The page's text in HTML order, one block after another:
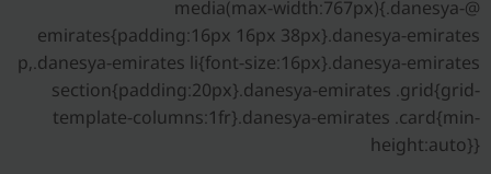
@media(max-width:767px){.danesya-
emirates{padding:16px 16px 38px}.danesya-emirates
p,.danesya-emirates li{font-size:16px}.danesya-emirates
section{padding:20px}.danesya-emirates .grid{grid-
template-columns:1fr}.danesya-emirates .card{min-
height:auto}}